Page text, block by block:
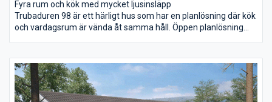
Fyra rum och kök med mycket ljusinsläpp
Trubaduren 98 är ett härligt hus som har en planlösning där kök
och vardagsrum är vända åt samma håll. Öppen planlösning
eget praktiskt badrum och en klädkammare. Genom
fönsterdörren i vardagsrummet tar du dig enkelt ut på
uteplatsen som vi har försett med ett praktiskt tak som
skyddar mot både väder och vind. Allt på mindre än 100 m².